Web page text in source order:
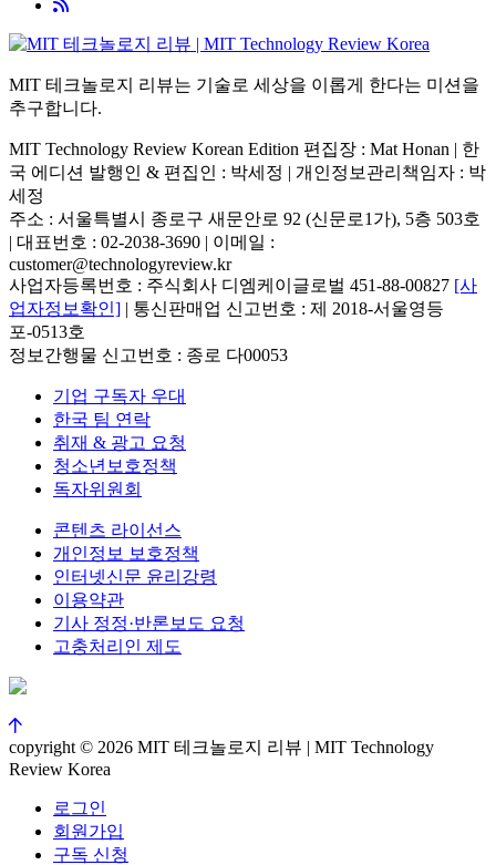
MIT 테크놀로지 리뷰는 기술로 세상을 이롭게 한다는 미션을
추구합니다.
MIT Technology Review Korean Edition 편집장 : Mat Honan | 한
국 에디션 발행인 & 편집인 : 박세정 | 개인정보관리책임자 : 박
세정
주소 : 서울특별시 종로구 새문안로 92 (신문로1가), 5층 503호
| 대표번호 : 02-2038-3690 | 이메일 :
customer@technologyreview.kr
사업자등록번호 : 주식회사 디엠케이글로벌 451-88-00827 [사
업자정보확인] | 통신판매업 신고번호 : 제 2018-서울영등
포-0513호
정보간행물 신고번호 : 종로 다00053
기업 구독자 우대
한국 팀 연락
취재 & 광고 요청
청소년보호정책
독자위원회
콘텐츠 라이선스
개인정보 보호정책
인터넷신문 윤리강령
이용약관
기사 정정·반론보도 요청
고충처리인 제도
copyright © 2026 MIT 테크놀로지 리뷰 | MIT Technology
Review Korea
로그인
회원가입
구독 신청